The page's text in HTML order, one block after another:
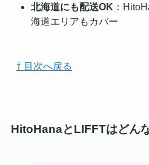
北海道にも配送OK ：
海道エリアもカバー
⇧ 目次へ戻る
HitoHanaとLIFFTはどん